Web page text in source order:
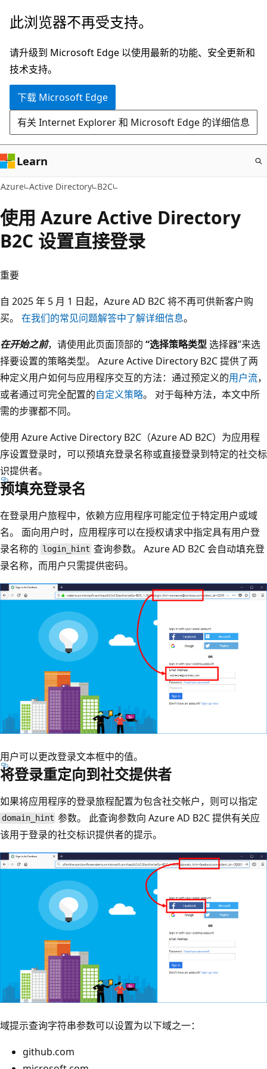
跳
主
要
内
此浏览器不再受支持。
请升级到 Microsoft Edge 以使用最新的功能、安全更新和
技术支持。
下载 Microsoft Edge
有关 Internet Explorer 和 Microsoft Edge 的详细信息
Learn
Azure Active Directory B2C
使用 Azure Active Directory
B2C 设置直接登录
重要
自 2025 年 5 月 1 日起，Azure AD B2C 将不再可供新客户购
买。 在我们的常见问题解答中了解详细信息。
在开始之前，请使用此页面顶部的 “选择策略类型选择器”来选
择要设置的策略类型。 Azure Active Directory B2C 提供了两
种定义用户如何与应用程序交互的方法：通过预定义的用户流，
或者通过可完全配置的自定义策略。 对于每种方法，本文中所
需的步骤都不同。
使用 Azure Active Directory B2C（Azure AD B2C）为应用程
序设置登录时，可以预填充登录名称或直接登录到特定的社交标
识提供者。
预填充登录名
在登录用户旅程中，依赖方应用程序可能定位于特定用户或域
名。 面向用户时，应用程序可以在授权请求中指定具有用户登
录名称的 login_hint 查询参数。 Azure AD B2C 会自动填充登
录名称，而用户只需提供密码。
用户可以更改登录文本框中的值。
将登录重定向到社交提供者
如果将应用程序的登录旅程配置为包含社交帐户，则可以指定
domain_hint 参数。 此查询参数向 Azure AD B2C 提供有关应
该用于登录的社交标识提供者的提示。
域提示查询字符串参数可以设置为以下域之一：
github.com